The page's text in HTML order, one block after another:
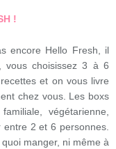
!
encore Hello Fresh, il
vous choisissez 3 à 6
et on vous livre
chez vous. Les boxs
végétarienne,
2 et 6 personnes.
manger, ni même à